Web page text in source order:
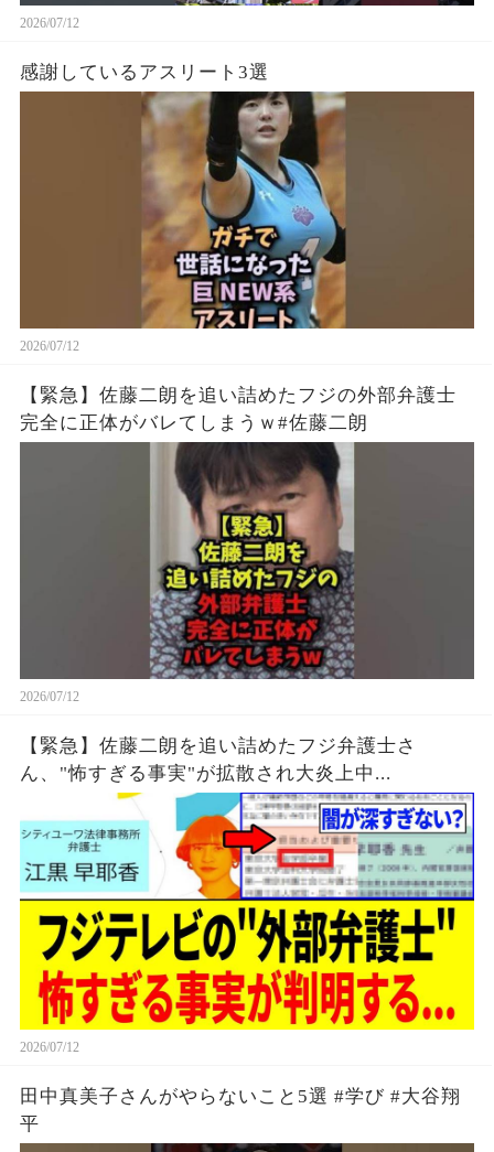
2026/07/12
感謝しているアスリート3選
2026/07/12
【緊急】佐藤二朗を追い詰めたフジの外部弁護士
完全に正体がバレてしまうｗ#佐藤二朗
2026/07/12
【緊急】佐藤二朗を追い詰めたフジ弁護士さ
ん、"怖すぎる事実"が拡散され大炎上中...
2026/07/12
田中真美子さんがやらないこと5選 #学び #大谷翔
平